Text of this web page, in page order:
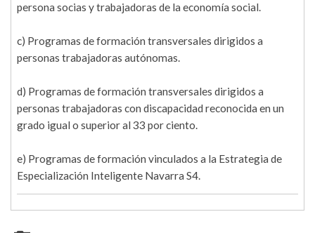
persona socias y trabajadoras de la economía social.
c) Programas de formación transversales dirigidos a
personas trabajadoras autónomas.
d) Programas de formación transversales dirigidos a
personas trabajadoras con discapacidad reconocida en un
grado igual o superior al 33 por ciento.
e) Programas de formación vinculados a la Estrategia de
Especialización Inteligente Navarra S4.